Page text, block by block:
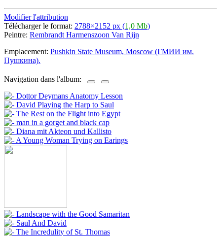
Modifier l'attribution
Télécharger le format: 2788×2152 px (1,0 Mb)
Peintre: Rembrandt Harmenszoon Van Rijn
Emplacement: Pushkin State Museum, Moscow (ГМИИ им.
Пушкина).
Navigation dans l'album: